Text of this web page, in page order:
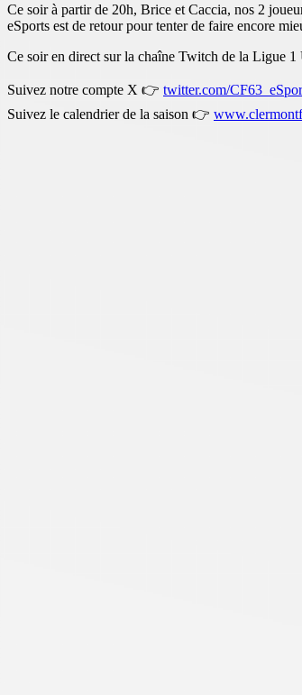
Ce soir à partir de 20h, Brice et Caccia, nos 2
eSports est de retour pour tenter de faire encore
Ce soir en direct sur la chaîne Twitch de la Ligue 1
Suivez notre compte X 👉 twitter.com/
Suivez le calendrier de la saison 👉